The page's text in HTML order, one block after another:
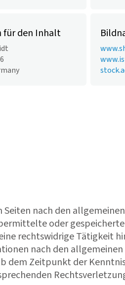
für den Inhalt
nach den
oder
rechtswidrige Tätigkeit
nach den
dem Zeitpunkt der